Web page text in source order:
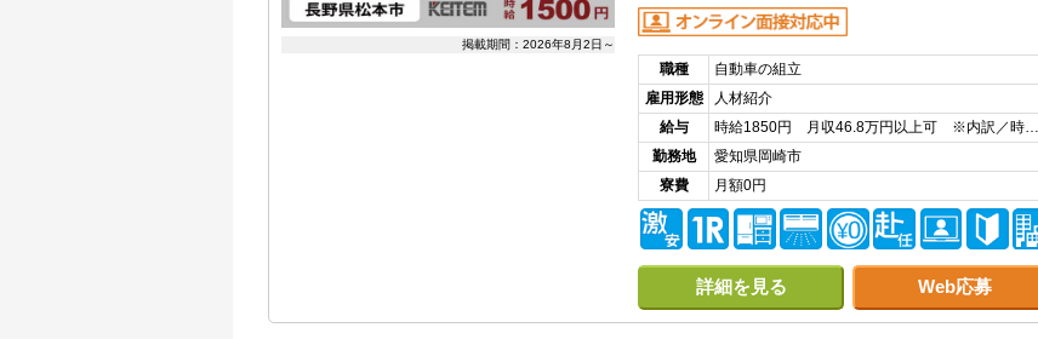
掲載期間：2026年8月2日～
職種
自動車の組立
雇用形態
人材紹介
給与
時給1850円 月収46.8万円以上可 ※内訳／時…
勤務地
愛知県岡崎市
寮費
月額0円
詳細を見る Web応募